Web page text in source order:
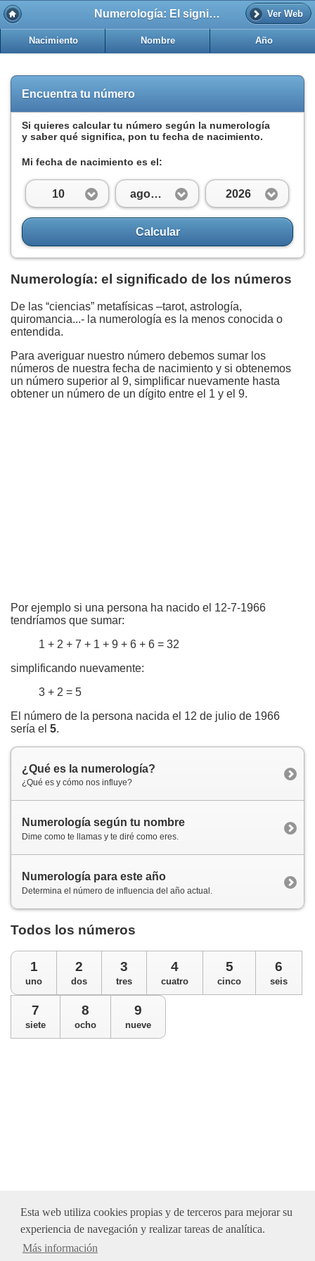
Numerología: El significado de los números Ver Web
Nacimiento Nombre Año
Encuentra tu número
Si quieres calcular tu número según la numerología
y saber qué significa, pon tu fecha de nacimiento.
Mi fecha de nacimiento es el:
10 agosto 2026
Calcular
Numerología: el significado de los números
De las “ciencias” metafísicas –tarot, astrología,
quiromancia...- la numerología es la menos conocida o
entendida.
Para averiguar nuestro número debemos sumar los
números de nuestra fecha de nacimiento y si obtenemos
un número superior al 9, simplificar nuevamente hasta
obtener un número de un dígito entre el 1 y el 9.
Por ejemplo si una persona ha nacido el 12-7-1966
tendríamos que sumar:
1 + 2 + 7 + 1 + 9 + 6 + 6 = 32
simplificando nuevamente:
3 + 2 = 5
El número de la persona nacida el 12 de julio de 1966
sería el 5.
¿Qué es la numerología?
¿Qué es y cómo nos influye?
Numerología según tu nombre
Dime como te llamas y te diré como eres.
Numerología para este año
Determina el número de influencia del año actual.
Todos los números
1
uno
2
dos
3
tres
4
cuatro
5
cinco
6
seis
7
siete
8
ocho
9
nueve
en Euroresidentes
Esta web utiliza cookies propias y de terceros para mejorar su
experiencia de navegación y realizar tareas de analítica.
Más información